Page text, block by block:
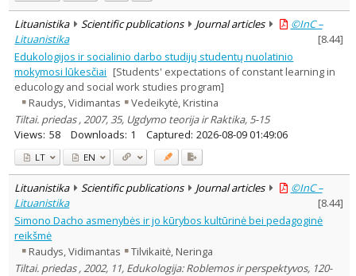
Lituanistika Scientific publications Journal articles
©InC –
Lituanistika
[8.44]
Edukologijos ir socialinio darbo studijų studentų nuolatinio
mokymosi lūkesčiai [Students' expectations of constant learning in
educology and social work studies program]
Raudys, Vidimantas
Vedeikytė, Kristina
Tiltai. priedas , 2007, 35, Ugdymo teorija ir Raktika, 5-15
Views: 58 Downloads: 1 Captured: 2026-08-09 01:49:06
LT EN
Lituanistika Scientific publications Journal articles
©InC –
Lituanistika
[8.44]
Simono Dacho asmenybės ir jo kūrybos kultūrinė bei pedagoginė
reikšmė
Raudys, Vidimantas
Tilvikaitė, Neringa
Tiltai. priedas , 2002, 11, Edukologija: Roblemos ir perspektyvos, 120-